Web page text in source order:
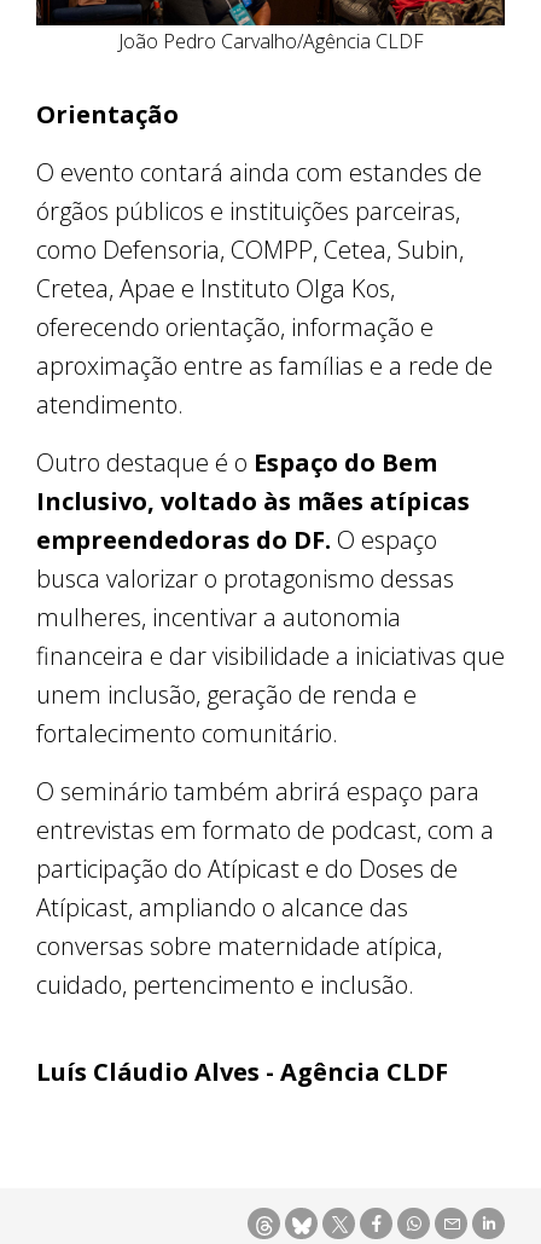
João Pedro Carvalho/Agência CLDF
Orientação
O evento contará ainda com estandes de
órgãos públicos e instituições parceiras,
como Defensoria, COMPP, Cetea, Subin,
Cretea, Apae e Instituto Olga Kos,
oferecendo orientação, informação e
aproximação entre as famílias e a rede de
atendimento.
Outro destaque é o Espaço do Bem
Inclusivo, voltado às mães atípicas
empreendedoras do DF. O espaço
busca valorizar o protagonismo dessas
mulheres, incentivar a autonomia
financeira e dar visibilidade a iniciativas que
unem inclusão, geração de renda e
fortalecimento comunitário.
O seminário também abrirá espaço para
entrevistas em formato de podcast, com a
participação do Atípicast e do Doses de
Atípicast, ampliando o alcance das
conversas sobre maternidade atípica,
cuidado, pertencimento e inclusão.
Luís Cláudio Alves - Agência CLDF